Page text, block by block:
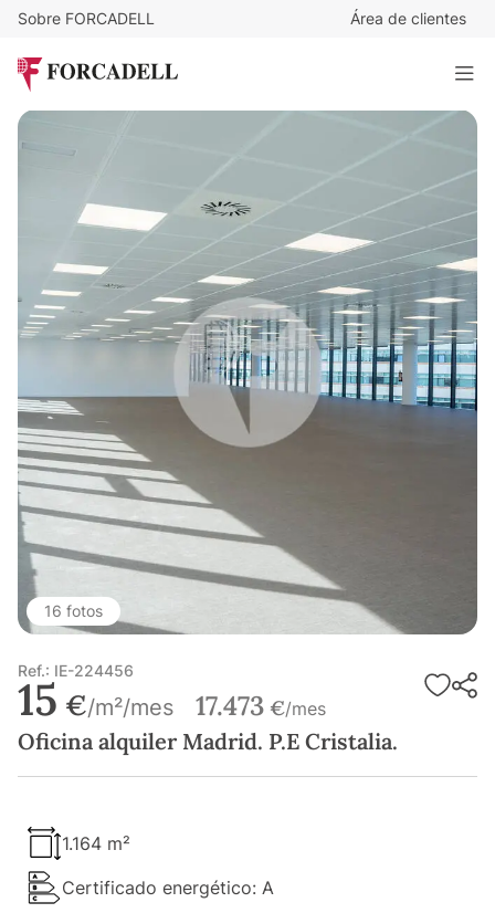
Sobre FORCADELL Área de clientes
Oficina alquiler Madrid. P.E Cristalia.
1.164 m²
16 fotos
Ref.: IE-224456
15 €/m²/mes 17.473 €/mes
Oficina alquiler Madrid. P.E Cristalia.
1.164 m²
Certificado energético: A